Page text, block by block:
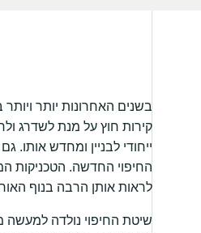
בשנים האחרונות יותר
קירות חוץ על מנת לשדרג
ייחודי לבניין ומחדש אותו.
החיפוי החדשה. הטכניקות
לראות אותן הרבה בנוף
שיטת החיפוי נולדה למעשה